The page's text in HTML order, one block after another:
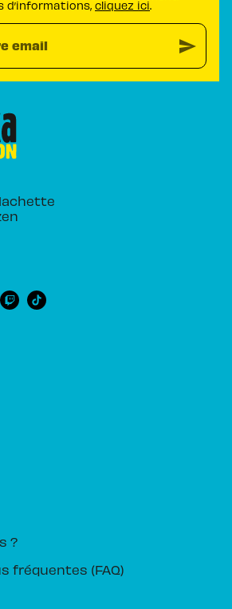
d’informations, cliquez ici.
email send
?
fréquentes (FAQ)